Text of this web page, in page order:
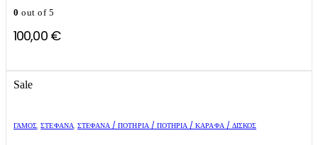
0 out of 5
100,00 €
Sale
ΓΑΜΟΣ,ΣΤΈΦΑΝΑ, ΣΤΈΦΑΝΑ / ΠΟΤΉΡΙΑ / ΠΟΤΉΡΙΑ / ΚΑΡΆΦΑ / ΔΊΣΚΟΣ